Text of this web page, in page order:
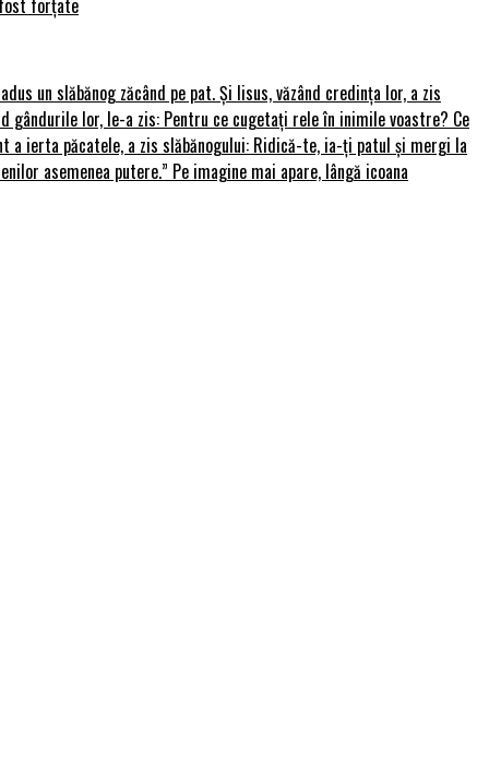
forțate
un slăbănog zăcând pe pat. Și Iisus, văzând credința lor, a zis
lor, le-a zis: Pentru ce cugetați rele în inimile voastre? Ce
a ierta păcatele, a zis slăbănogului: Ridică-te, ia-ți patul și mergi la
asemenea putere.” Pe imagine mai apare, lângă icoana